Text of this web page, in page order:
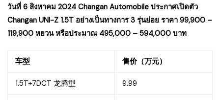
วันที่ 6 สิงหาคม 2024 Changan Automobile ประกาศเปิดตัว
Changan UNI-Z 1.5T อย่างเป็นทางการ 3 รุ่นย่อย ราคา 99,900 –
119,900 หยวน หรือประมาณ 495,000 – 594,000 บาท
车型 售价（万元）
1.5T+7DCT 龙腾型 9.99